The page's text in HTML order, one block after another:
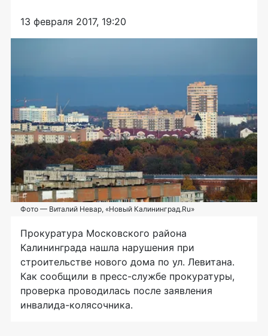
13 февраля 2017, 19:20
Фото — Виталий Невар, «Новый Калининград.Ru»
Прокуратура Московского района
Калининграда нашла нарушения при
строительстве нового дома по ул. Левитана.
Как сообщили в пресс-службе прокуратуры,
проверка проводилась после заявления
инвалида-колясочника.